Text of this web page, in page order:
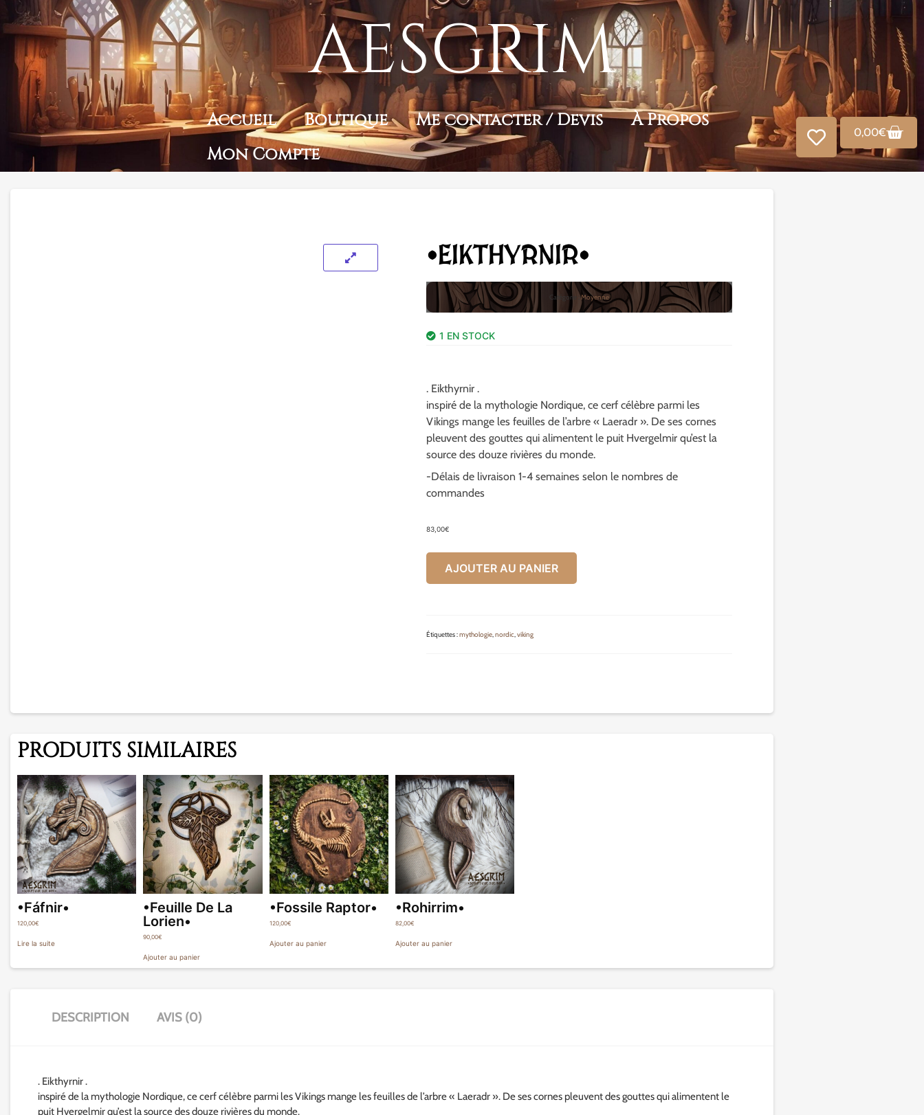
AESGRIM
Accueil Boutique Me contacter / Devis
À Propos
Mon Compte
0,00€
•EIKTHYRNIR•
Catégorie :Moyenne
1 EN STOCK
. Eikthyrnir .
inspiré de la mythologie Nordique, ce cerf célèbre parmi les
Vikings mange les feuilles de l’arbre « Laeradr ». De ses cornes
pleuvent des gouttes qui alimentent le puit Hvergelmir qu’est la
source des douze rivières du monde.
-Délais de livraison 1-4 semaines selon le nombres de
commandes
83,00€
AJOUTER AU PANIER
Étiquettes :mythologie,nordic,viking
PRODUITS SIMILAIRES
•Fáfnir•
120,00€
Lire la suite
•Feuille De La
Lorien•
90,00€
Ajouter au panier
•Fossile Raptor•
120,00€
Ajouter au panier
•Rohirrim•
82,00€
Ajouter au panier
DESCRIPTION AVIS (0)
. Eikthyrnir .
inspiré de la mythologie Nordique, ce cerf célèbre parmi les Vikings mange les feuilles de l’arbre « Laeradr ». De ses cornes pleuvent des gouttes qui alimentent le
puit Hvergelmir qu’est la source des douze rivières du monde.